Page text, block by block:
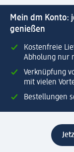
Mein dm Konto:
genießen
Kostenfreie
Abholung nur
Verknüpfung
mit vielen
Bestellungen